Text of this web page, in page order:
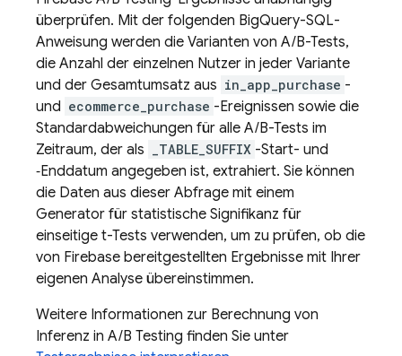
überprüfen. Mit der folgenden BigQuery-SQL-
Anweisung werden die Varianten von A/B-Tests,
die Anzahl der einzelnen Nutzer in jeder Variante
und der Gesamtumsatz aus in_app_purchase -
und ecommerce_purchase -Ereignissen sowie die
Standardabweichungen für alle A/B-Tests im
Zeitraum, der als
_TABLE_SUFFIX -Start- und
‑Enddatum angegeben ist, extrahiert. Sie können
die Daten aus dieser Abfrage mit einem
Generator für statistische Signifikanz für
einseitige t-Tests verwenden, um zu prüfen, ob die
von Firebase bereitgestellten Ergebnisse mit Ihrer
eigenen Analyse übereinstimmen.
Weitere Informationen zur Berechnung von
Inferenz in A/B Testing finden Sie unter